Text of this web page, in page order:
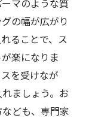
マのような質
の幅が広がり
ることで、ス
楽になりま
を受けなが
ましょう。お
ども、専門家